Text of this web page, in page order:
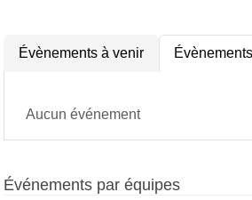
Évènements à venir
Aucun événement
Événements par équipes